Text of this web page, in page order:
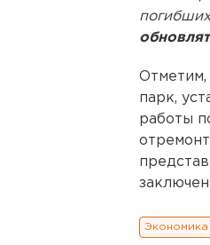
Отметим,
парк,
работы
Экономика